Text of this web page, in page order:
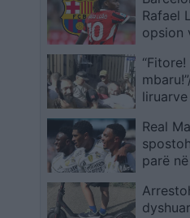
Rafael
opsion
Real
parë
Kupës